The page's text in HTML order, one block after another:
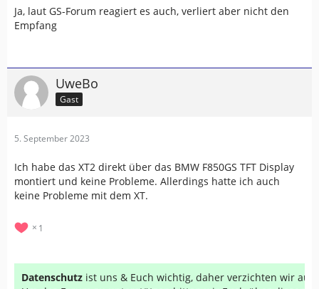
Ja, laut GS-Forum reagiert es auch, verliert aber nicht den
Empfang
UweBo
Gast
5. September 2023
Ich habe das XT2 direkt über das BMW F850GS TFT Display
montiert und keine Probleme. Allerdings hatte ich auch
keine Probleme mit dem XT.
1
Datenschutz ist uns & Euch wichtig, daher verzichten wir auf